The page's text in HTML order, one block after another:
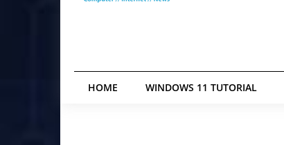
HOME WINDOWS 11 TUTORIAL